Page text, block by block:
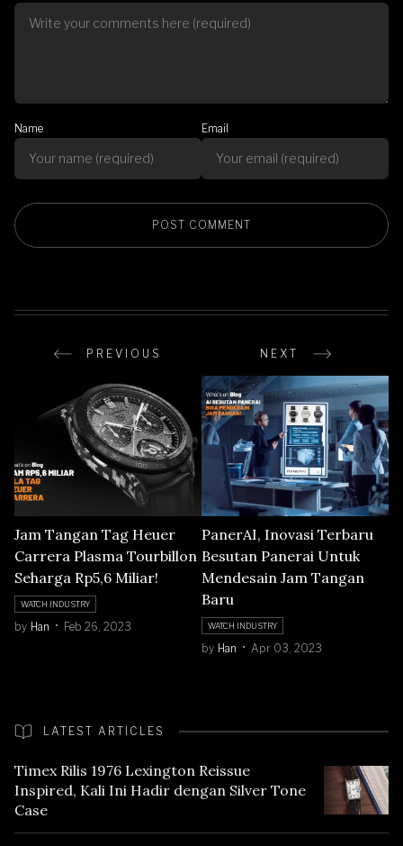
Name Email
PREVIOUS NEXT
Jam Tangan Tag Heuer
Carrera Plasma Tourbillon
Seharga Rp5,6 Miliar!
WATCH INDUSTRY
by Han Feb 26, 2023
PanerAI, Inovasi Terbaru
Besutan Panerai Untuk
Mendesain Jam Tangan
Baru
WATCH INDUSTRY
by Han Apr 03, 2023
LATEST ARTICLES
Timex Rilis 1976 Lexington Reissue
Inspired, Kali Ini Hadir dengan Silver Tone
Case